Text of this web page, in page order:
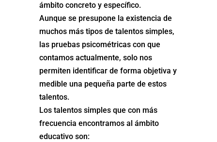
ámbito concreto y específico.
Aunque se presupone la existencia de
muchos más tipos de talentos simples,
las pruebas psicométricas con que
contamos actualmente, solo nos
permiten identificar de forma objetiva y
medible una pequeña parte de estos
talentos.
Los talentos simples que con más
frecuencia encontramos al ámbito
educativo son: